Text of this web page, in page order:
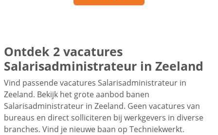
Ontdek 2 vacatures
Salarisadministrateur in Zeeland
Vind passende vacatures Salarisadministrateur in
Zeeland. Bekijk het grote aanbod banen
Salarisadministrateur in Zeeland. Geen vacatures van
bureaus en direct solliciteren bij werkgevers in diverse
branches. Vind je nieuwe baan op Techniekwerkt.